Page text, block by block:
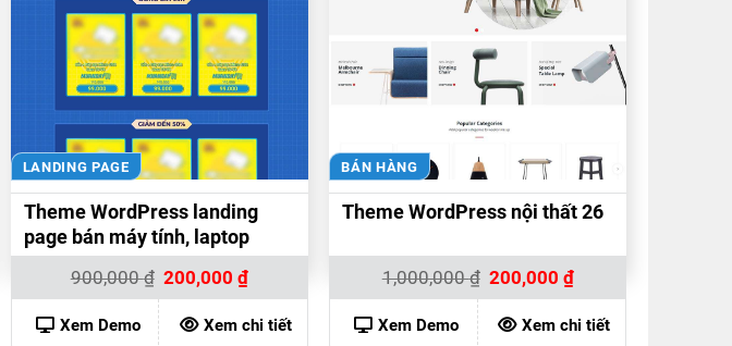
LANDING PAGE
Theme WordPress landing
page bán máy tính, laptop
900,000₫ Giá
gốc
là:
900,000 ₫.
200,000 ₫Giá
hiện
tại
là:
200,000 ₫.
Xem Demo Xem chi tiết
BÁN HÀNG
Theme WordPress nội thất 26
1,000,000₫ Giá
gốc
là:
1,000,000 ₫.
200,000 ₫Giá
hiện
tại
là:
200,000 ₫.
Xem Demo Xem chi tiết